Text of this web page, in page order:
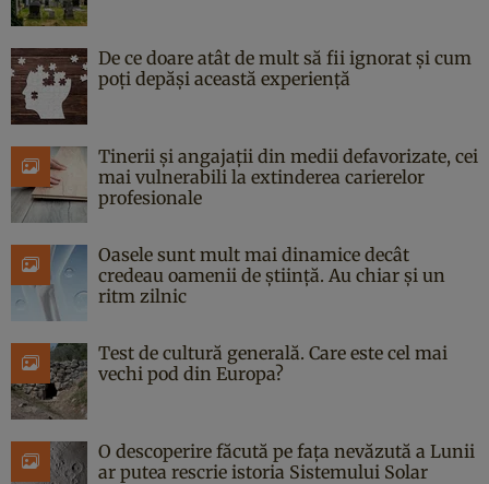
De ce doare atât de mult să fii ignorat și cum
poți depăși această experiență
Tinerii și angajații din medii defavorizate, cei
mai vulnerabili la extinderea carierelor
profesionale
Oasele sunt mult mai dinamice decât
credeau oamenii de știință. Au chiar și un
ritm zilnic
Test de cultură generală. Care este cel mai
vechi pod din Europa?
O descoperire făcută pe fața nevăzută a Lunii
ar putea rescrie istoria Sistemului Solar